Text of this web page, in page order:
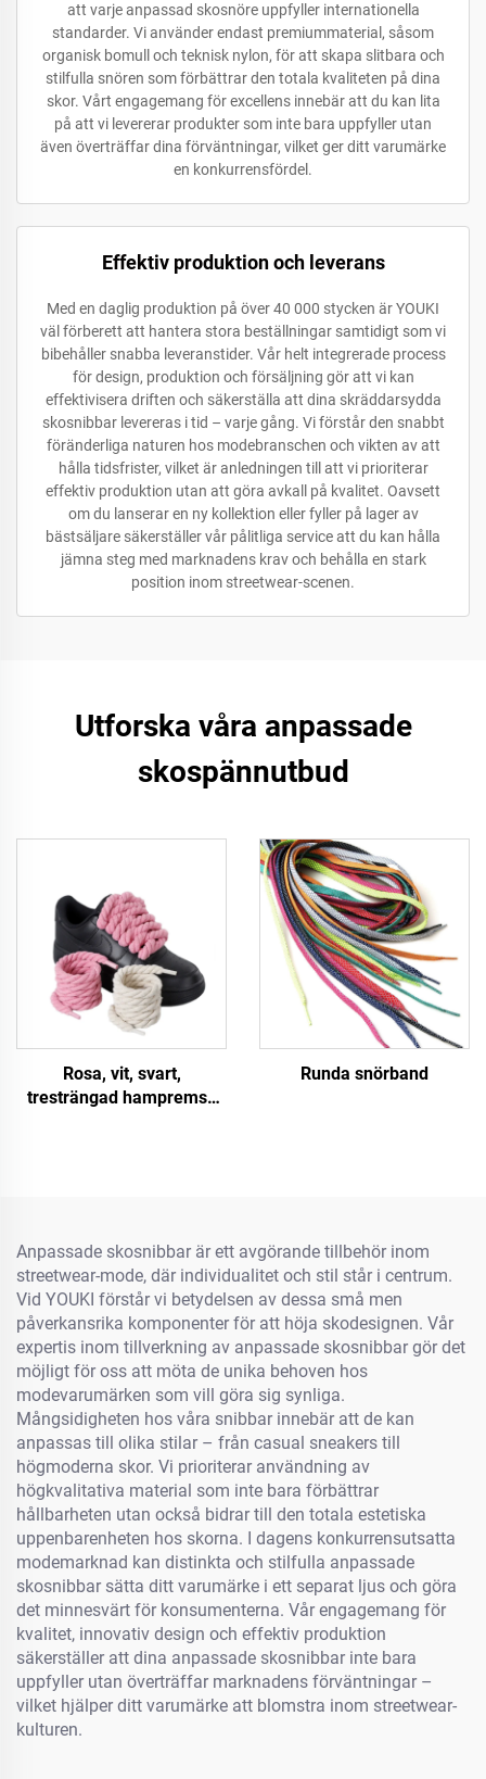
att varje anpassad skosnöre uppfyller internationella
standarder. Vi använder endast premiummaterial, såsom
organisk bomull och teknisk nylon, för att skapa slitbara och
stilfulla snören som förbättrar den totala kvaliteten på dina
skor. Vårt engagemang för excellens innebär att du kan lita
på att vi levererar produkter som inte bara uppfyller utan
även överträffar dina förväntningar, vilket ger ditt varumärke
en konkurrensfördel.
Effektiv produktion och leverans
Med en daglig produktion på över 40 000 stycken är YOUKI
väl förberett att hantera stora beställningar samtidigt som vi
bibehåller snabba leveranstider. Vår helt integrerade process
för design, produktion och försäljning gör att vi kan
effektivisera driften och säkerställa att dina skräddarsydda
skosnibbar levereras i tid – varje gång. Vi förstår den snabbt
föränderliga naturen hos modebranschen och vikten av att
hålla tidsfrister, vilket är anledningen till att vi prioriterar
effektiv produktion utan att göra avkall på kvalitet. Oavsett
om du lanserar en ny kollektion eller fyller på lager av
bästsäljare säkerställer vår pålitliga service att du kan hålla
jämna steg med marknadens krav och behålla en stark
position inom streetwear-scenen.
Utforska våra anpassade
skospännutbud
Rosa, vit, svart,
tresträngad hampremsa
Runda snörband
Anpassade skosnibbar är ett avgörande tillbehör inom
streetwear-mode, där individualitet och stil står i centrum.
Vid YOUKI förstår vi betydelsen av dessa små men
påverkansrika komponenter för att höja skodesignen. Vår
expertis inom tillverkning av anpassade skosnibbar gör det
möjligt för oss att möta de unika behoven hos
modevarumärken som vill göra sig synliga.
Mångsidigheten hos våra snibbar innebär att de kan
anpassas till olika stilar – från casual sneakers till
högmoderna skor. Vi prioriterar användning av
högkvalitativa material som inte bara förbättrar
hållbarheten utan också bidrar till den totala estetiska
uppenbarenheten hos skorna. I dagens konkurrensutsatta
modemarknad kan distinkta och stilfulla anpassade
skosnibbar sätta ditt varumärke i ett separat ljus och göra
det minnesvärt för konsumenterna. Vår engagemang för
kvalitet, innovativ design och effektiv produktion
säkerställer att dina anpassade skosnibbar inte bara
uppfyller utan överträffar marknadens förväntningar –
vilket hjälper ditt varumärke att blomstra inom streetwear-
kulturen.